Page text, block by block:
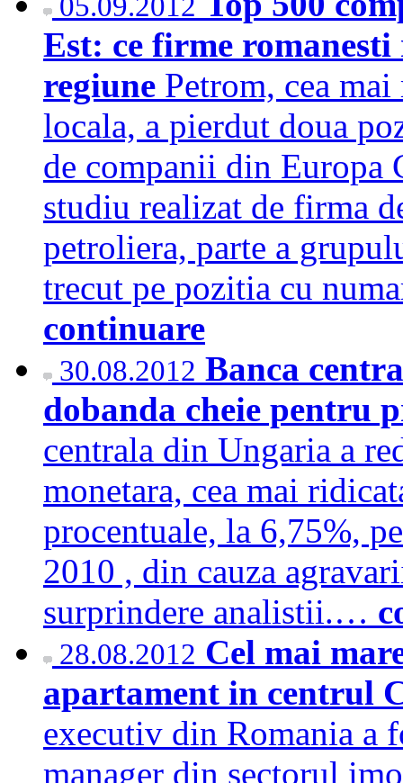
Est: ce firme
regiune Petrom, cea
locala, a pierdut doua
de companii din Europa
studiu realizat de firma
petroliera, parte a
trecut pe pozitia cu
continuare
30.08.2012 Banca
dobanda cheie pentru
centrala din Ungaria a
monetara, cea mai
procentuale, la 6,75%,
2010 , din cauza
surprindere analistii.…
28.08.2012 Cel mai
apartament in centrul
executiv din Romania a
manager din sectorul